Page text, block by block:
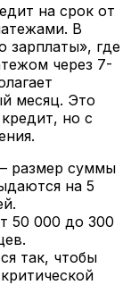
на срок от
В
зарплаты», где
через 7-
месяц. Это
но с
размер суммы
на 5
50 000 до 300
так, чтобы